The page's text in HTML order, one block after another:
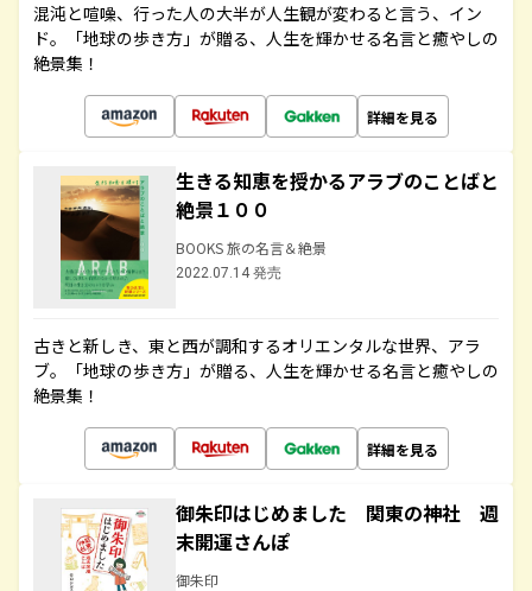
混沌と喧噪、行った人の大半が人生観が変わると言う、イン
ド。「地球の歩き方」が贈る、人生を輝かせる名言と癒やしの
絶景集！
詳細を見る
生きる知恵を授かるアラブのことばと
絶景１００
BOOKS 旅の名言＆絶景
2022.07.14 発売
古きと新しき、東と西が調和するオリエンタルな世界、アラ
ブ。「地球の歩き方」が贈る、人生を輝かせる名言と癒やしの
絶景集！
詳細を見る
御朱印はじめました 関東の神社 週
末開運さんぽ
御朱印